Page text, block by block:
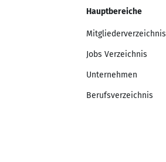
Hauptbereiche
Mitgliederverzeichnis
Jobs Verzeichnis
Unternehmen
Berufsverzeichnis